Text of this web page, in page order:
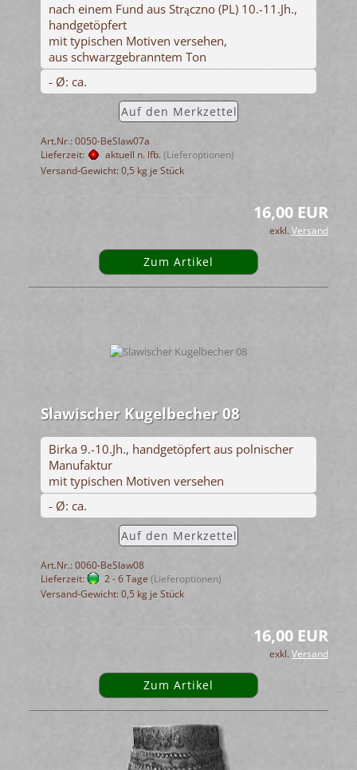
nach einem Fund aus Strączno (PL) 10.-11.Jh.,
handgetöpfert
mit typischen Motiven versehen,
aus schwarzgebranntem Ton
- Ø: ca.
Auf den Merkzettel
Art.Nr.: 0050-BeSlaw07a
Lieferzeit:
aktuell n. lfb.(Lieferoptionen)
Versand-Gewicht:0,5 kg je Stück
16,00 EUR
exkl.Versand
Zum Artikel
Slawischer Kugelbecher 08
Birka 9.-10.Jh., handgetöpfert aus polnischer
Manufaktur
mit typischen Motiven versehen
- Ø: ca.
Auf den Merkzettel
Art.Nr.: 0060-BeSlaw08
Lieferzeit:
2 - 6 Tage (Lieferoptionen)
Versand-Gewicht:0,5 kg je Stück
16,00 EUR
exkl. Versand
Zum Artikel